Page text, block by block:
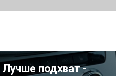
Лучше подхват -